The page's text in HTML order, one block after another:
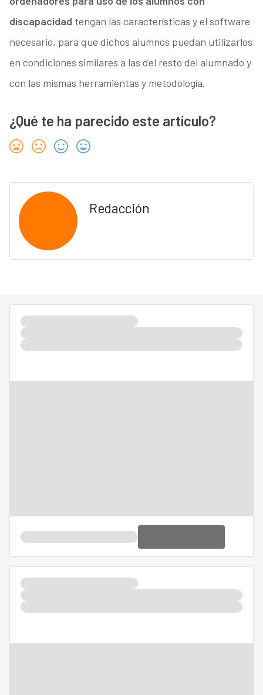
discapacidad tengan las características y el software
necesario, para que dichos alumnos puedan utilizarlos
en condiciones similares a las del resto del alumnado y
con las mismas herramientas y metodología.
¿Qué te ha parecido este artículo?
Redacción